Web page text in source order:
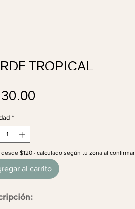
TROPICAL
Precio
*
al carrito
desde $120 · calculado según tu zona al confirmar